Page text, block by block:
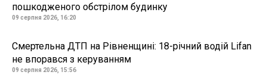
пошкодженого обстрілом будинку
09 серпня 2026, 16:20
Смертельна ДТП на Рівненщині: 18-річний водій Lifan
не впорався з керуванням
09 серпня 2026, 15:56